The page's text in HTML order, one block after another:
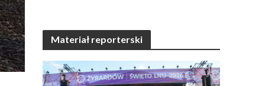
Materiał reporterski